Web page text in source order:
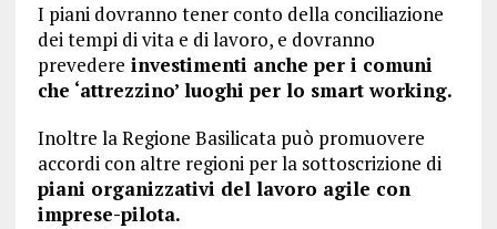
I piani dovranno tener conto della conciliazione
dei tempi di vita e di lavoro, e dovranno
prevedere investimenti anche per i comuni
che ‘attrezzino’ luoghi per lo smart working.
Inoltre la Regione Basilicata può promuovere
accordi con altre regioni per la sottoscrizione di
piani organizzativi del lavoro agile con
imprese-pilota.